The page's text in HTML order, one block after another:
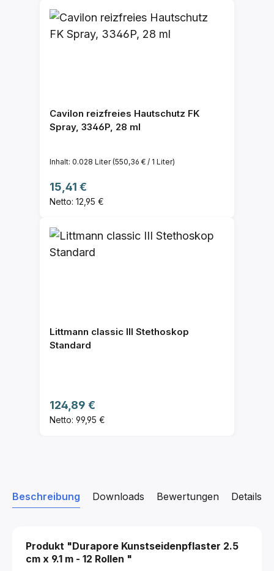
Cavilon reizfreies Hautschutz FK
Spray, 3346P, 28 ml
Inhalt: 0.028 Liter(550,36 € / 1 Liter)
Regulärer Preis:
15,41 €
Netto: 12,95 €
Littmann classic III Stethoskop
Standard
Regulärer Preis:
124,89 €
Netto: 99,95 €
Beschreibung Downloads Details
Bewertungen
Produkt "Durapore Kunstseidenpflaster 2.5
cm x 9.1 m - 12 Rollen "